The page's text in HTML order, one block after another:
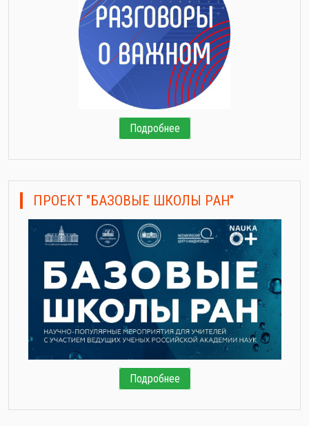
Подробнее
ПРОЕКТ "БАЗОВЫЕ ШКОЛЫ РАН"
Подробнее